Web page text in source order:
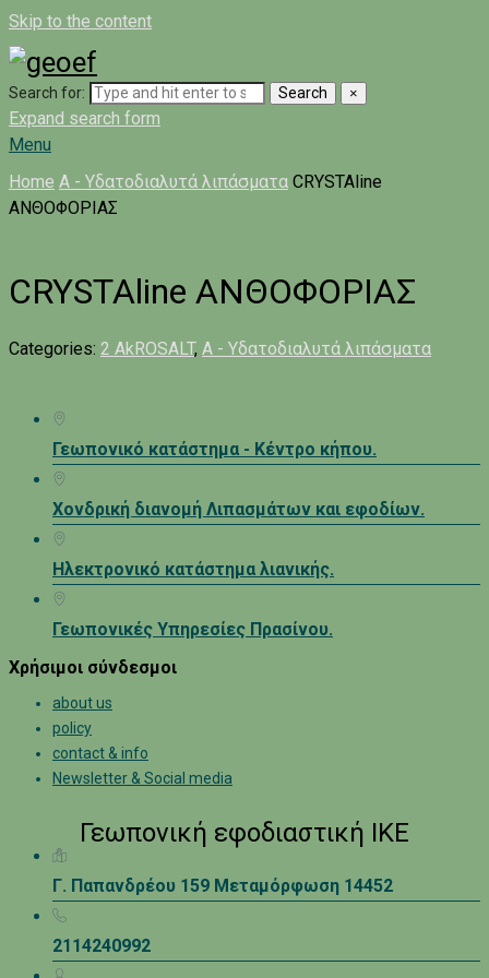
Skip to the content
Search for: Search ×
Expand search form
Menu
Home A - Υδατοδιαλυτά λιπάσματα CRYSTAline
ΑΝΘΟΦΟΡΙΑΣ
CRYSTAline ΑΝΘΟΦΟΡΙΑΣ
Categories: 2 AkROSALT, A - Υδατοδιαλυτά λιπάσματα
Γεωπονικό κατάστημα - Κέντρο κήπου.
Χονδρική διανομή Λιπασμάτων και εφοδίων.
Ηλεκτρονικό κατάστημα λιανικής.
Γεωπονικές Υπηρεσίες Πρασίνου.
Χρήσιμοι σύνδεσμοι
about us
policy
contact & info
Newsletter & Social media
Γεωπονική εφοδιαστική ΙΚΕ
Γ. Παπανδρέου 159 Μεταμόρφωση 14452
2114240992